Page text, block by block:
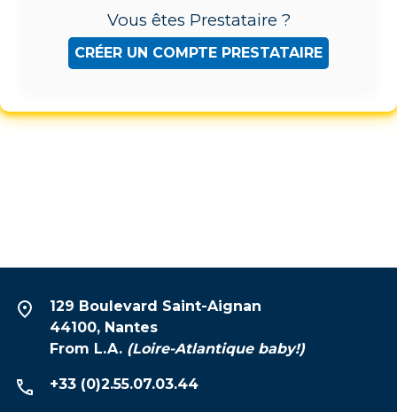
Vous êtes Prestataire ?
CRÉER UN COMPTE PRESTATAIRE
129 Boulevard Saint-Aignan
44100, Nantes
From L.A. (Loire-Atlantique baby!)
+33 (0)2.55.07.03.44